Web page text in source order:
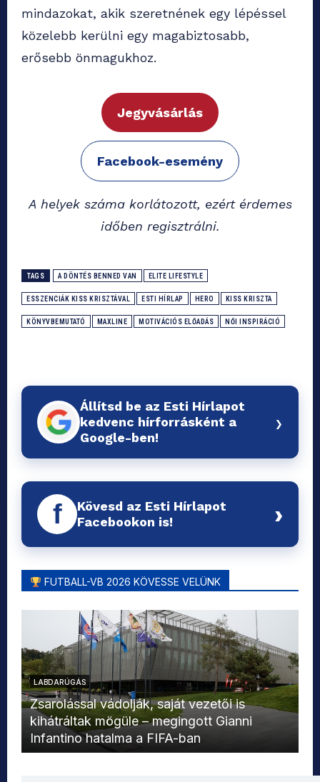
mindazokat, akik szeretnének egy lépéssel
közelebb kerülni egy magabiztosabb,
erősebb önmagukhoz.
Jegyvásárlás
Facebook-esemény
A helyek száma korlátozott, ezért érdemes
időben regisztrálni.
TAGS A DÖNTÉS BENNED VAN ELITE LIFESTYLE
ESSZENCIÁK KISS KRISZTÁVAL ESTI HÍRLAP HERO KISS KRISZTA
KÖNYVBEMUTATÓ MAXLINE MOTIVÁCIÓS ELŐADÁS NŐI INSPIRÁCIÓ
Állítsd be az Esti Hírlapot
kedvenc hírforrásként a
Google-ben!
›
f
Kövesd az Esti Hírlapot
Facebookon is!
›
FUTBALL-VB 2026 KÖVESSE VELÜNK
LABDARÚGÁS
Zsarolással vádolják, saját vezetői is
kihátráltak mögüle – megingott Gianni
Infantino hatalma a FIFA-ban